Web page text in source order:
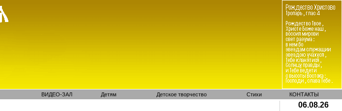
ВИДЕО-ЗАЛ Детям Детское творчество Стихи КОНТАКТЫ
06.08.26